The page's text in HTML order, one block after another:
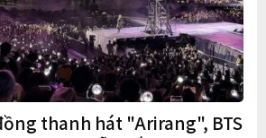
thanh hát "Arirang", BTS